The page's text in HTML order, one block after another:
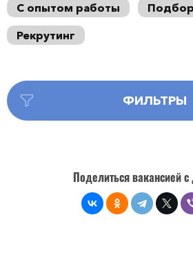
С опытом работы
Рекрутинг
ФИЛЬТРЫ
Поделиться вакансией